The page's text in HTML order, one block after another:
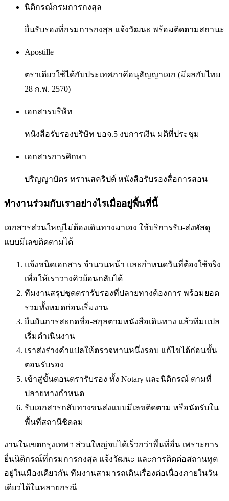
นิติกรณ์กรมการกงสุล
ยื่นรับรองที่กรมการกงสุล แจ้งวัฒนะ พร้อมติดตามสถานะ
Apostille
ตราเดียวใช้ได้กับประเทศภาคีอนุสัญญาเฮก (มีผลกับไทย
28 ก.พ. 2570)
เอกสารบริษัท
หนังสือรับรองบริษัท บอจ.5 งบการเงิน มติที่ประชุม
เอกสารการศึกษา
ปริญญาบัตร ทรานสคริปต์ หนังสือรับรองสื่อการสอน
ทำงานร่วมกับเราอย่างไรเมื่ออยู่พื้นที่นี้
เอกสารส่วนใหญ่ไม่ต้องเดินทางมาเอง ใช้บริการรับ-ส่งพัสดุ
แบบมีเลขติดตามได้
แจ้งชนิดเอกสาร จำนวนหน้า และกำหนดวันที่ต้องใช้จริง
เพื่อให้เราวางคิวย้อนกลับได้
ทีมงานสรุปชุดตรารับรองที่ปลายทางต้องการ พร้อมยอด
รวมทั้งหมดก่อนเริ่มงาน
ยืนยันการสะกดชื่อ-สกุลตามหนังสือเดินทาง แล้วทีมแปล
เริ่มดำเนินงาน
เราส่งร่างคำแปลให้ตรวจทานหนึ่งรอบ แก้ไขได้ก่อนขั้น
ตอนรับรอง
เข้าสู่ขั้นตอนตรารับรอง ทั้ง Notary และนิติกรณ์ ตามที่
ปลายทางกำหนด
รับเอกสารกลับทางขนส่งแบบมีเลขติดตาม หรือนัดรับใน
พื้นที่สถานีชิดลม
งานในเขตกรุงเทพฯ ส่วนใหญ่จบได้เร็วกว่าพื้นที่อื่น เพราะการ
ยื่นนิติกรณ์ที่กรมการกงสุล แจ้งวัฒนะ และการติดต่อสถานทูต
อยู่ในเมืองเดียวกัน ทีมงานสามารถเดินเรื่องต่อเนื่องภายในวัน
เดียวได้ในหลายกรณี